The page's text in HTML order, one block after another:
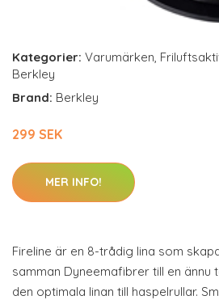
Kategorier: Varumärken,
Berkley
Brand: Berkley
299 SEK
MER INFO!
Fireline är en 8-trådig lina som
samman Dyneemafibrer till en ännu
den optimala linan till haspelrullar.